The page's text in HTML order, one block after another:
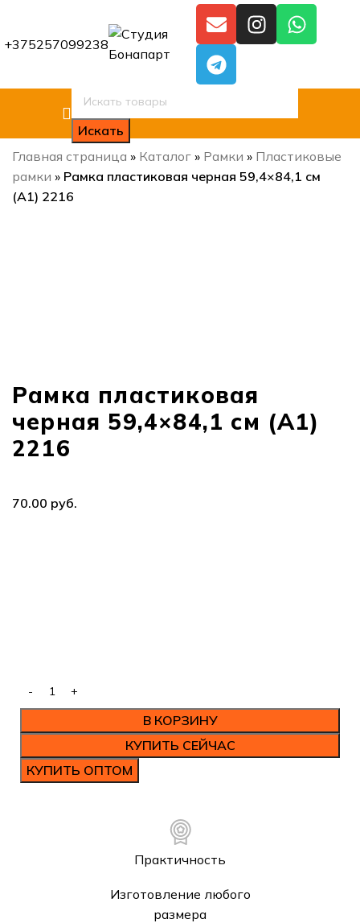
+375257099238
Искать
Главная страница » Каталог » Рамки » Пластиковые
рамки » Рамка пластиковая черная 59,4×84,1 см
(A1) 2216
Рамка пластиковая
черная 59,4×84,1 см (A1)
2216
70.00 руб.
В КОРЗИНУ
КУПИТЬ СЕЙЧАС
КУПИТЬ ОПТОМ
Практичность
Изготовление любого
размера